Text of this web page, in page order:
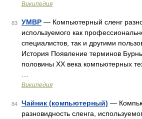
Википедия
83 УМВР — Компьютерный сленг
используемого как
специалистов, так и другими
История Появление терминов
половины XX века компьютерных
Википедия
84 Чайник (компьютерный) —
разновидность сленга,